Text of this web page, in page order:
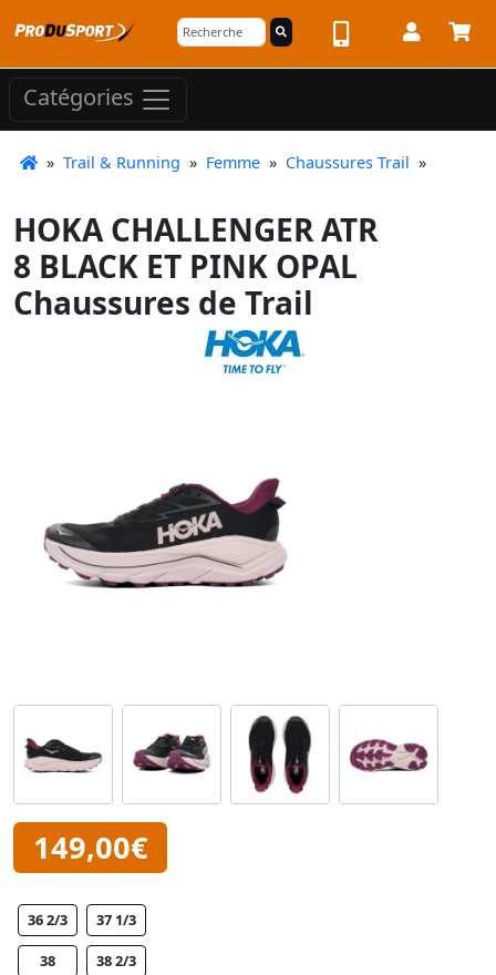
Catégories
» Trail & Running » Femme » Chaussures Trail »
HOKA CHALLENGER ATR
8 BLACK ET PINK OPAL
Chaussures de Trail
149,00€
36 2/3 37 1/3
38 38 2/3